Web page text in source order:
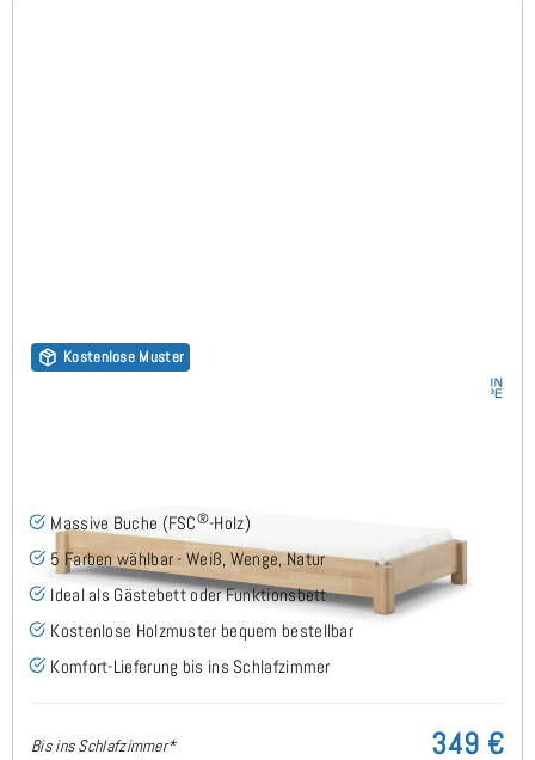
Kostenlose Muster
Massive Buche (FSC®-Holz)
5 Farben wählbar - Weiß, Wenge, Natur
Ideal als Gästebett oder Funktionsbett
Kostenlose Holzmuster bequem bestellbar
Komfort-Lieferung bis ins Schlafzimmer
Bis ins Schlafzimmer*
349 €